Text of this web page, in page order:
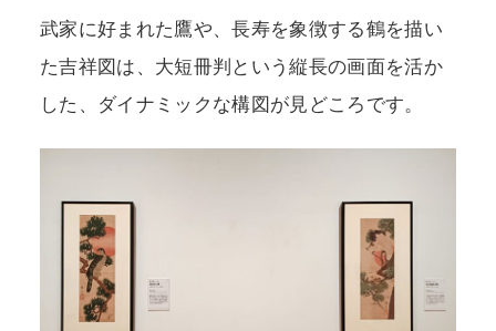
武家に好まれた鷹や、長寿を象徴する鶴を描い
た吉祥図は、大短冊判という縦長の画面を活か
した、ダイナミックな構図が見どころです。